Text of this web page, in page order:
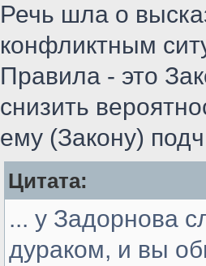
Речь шла о
конфликтным
Правила - это
снизить
ему (Закону)
Цитата:
... у Задорнова
дураком, и вы